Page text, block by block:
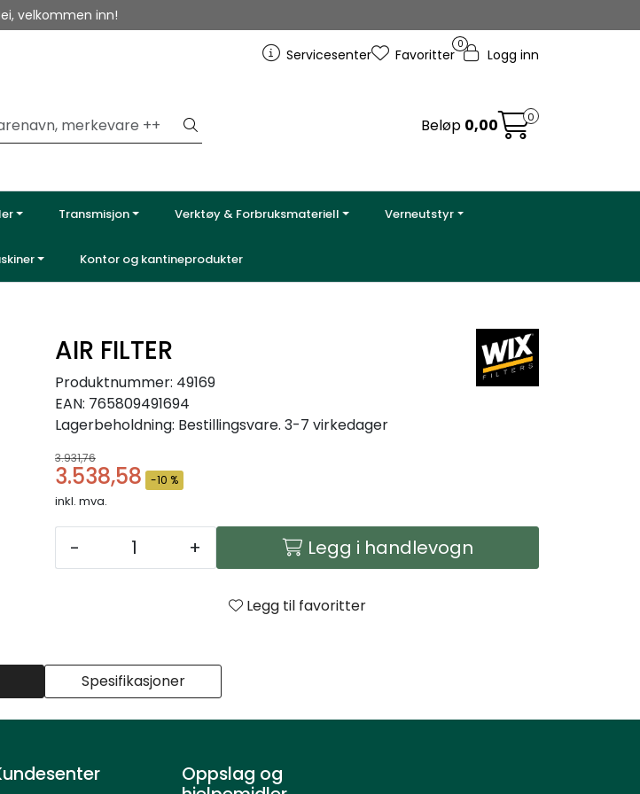
velkommen inn!
Servicesenter
0
Favoritter Logg inn
Beløp 0,00 0
Transmisjon Verktøy & Forbruksmateriell Verneutstyr
Kontor og kantineprodukter
AIR FILTER
Produktnummer: 49169
EAN: 765809491694
Lagerbeholdning: Bestillingsvare. 3-7 virkedager
3.931,76
3.538,58 -10 %
inkl. mva.
- + Legg i handlevogn
Legg til favoritter
Spesifikasjoner
Oppslag og